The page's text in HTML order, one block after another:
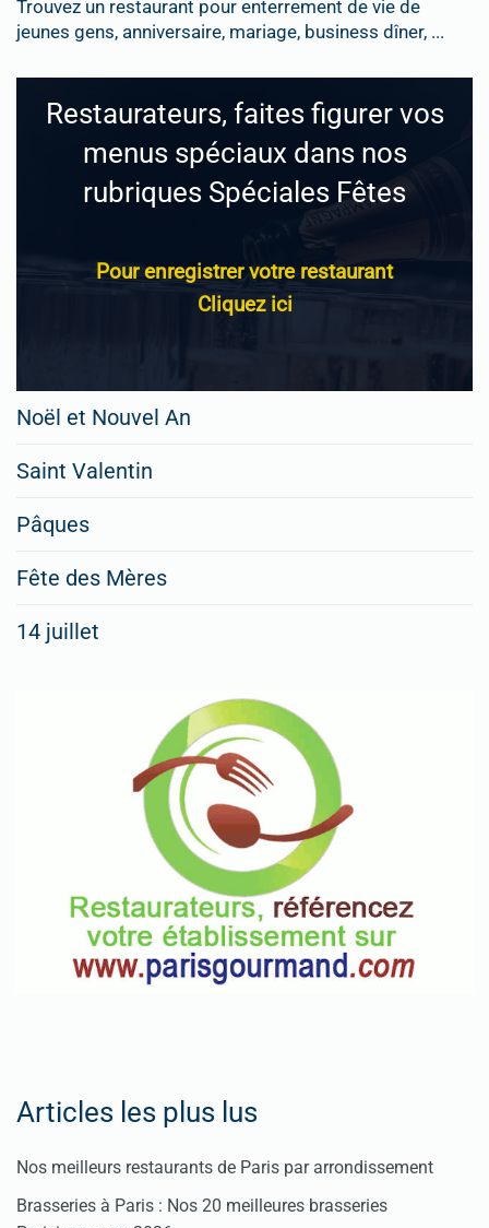
Trouvez un restaurant pour enterrement de vie de
jeunes gens, anniversaire, mariage, business dîner, ...
Restaurateurs, faites figurer vos
menus spéciaux dans nos
rubriques Spéciales Fêtes
Pour enregistrer votre restaurant
Cliquez ici
Noël et Nouvel An
Saint Valentin
Pâques
Fête des Mères
14 juillet
Articles les plus lus
Nos meilleurs restaurants de Paris par arrondissement
Brasseries à Paris : Nos 20 meilleures brasseries